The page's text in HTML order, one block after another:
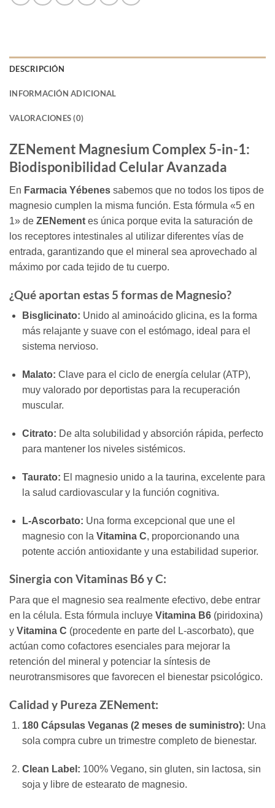
DESCRIPCIÓN
INFORMACIÓN ADICIONAL
VALORACIONES (0)
ZENement Magnesium Complex 5-in-1:
Biodisponibilidad Celular Avanzada
En Farmacia Yébenes sabemos que no todos los tipos de
magnesio cumplen la misma función. Esta fórmula «5 en
1» de ZENement es única porque evita la saturación de
los receptores intestinales al utilizar diferentes vías de
entrada, garantizando que el mineral sea aprovechado al
máximo por cada tejido de tu cuerpo.
¿Qué aportan estas 5 formas de Magnesio?
Bisglicinato: Unido al aminoácido glicina, es la forma
más relajante y suave con el estómago, ideal para el
sistema nervioso.
Malato: Clave para el ciclo de energía celular (ATP),
muy valorado por deportistas para la recuperación
muscular.
Citrato: De alta solubilidad y absorción rápida, perfecto
para mantener los niveles sistémicos.
Taurato: El magnesio unido a la taurina, excelente para
la salud cardiovascular y la función cognitiva.
L-Ascorbato: Una forma excepcional que une el
magnesio con la Vitamina C, proporcionando una
potente acción antioxidante y una estabilidad superior.
Sinergia con Vitaminas B6 y C:
Para que el magnesio sea realmente efectivo, debe entrar
en la célula. Esta fórmula incluye Vitamina B6 (piridoxina)
y Vitamina C (procedente en parte del L-ascorbato), que
actúan como cofactores esenciales para mejorar la
retención del mineral y potenciar la síntesis de
neurotransmisores que favorecen el bienestar psicológico.
Calidad y Pureza ZENement:
180 Cápsulas Veganas (2 meses de suministro): Una
sola compra cubre un trimestre completo de bienestar.
Clean Label: 100% Vegano, sin gluten, sin lactosa, sin
soja y libre de estearato de magnesio.